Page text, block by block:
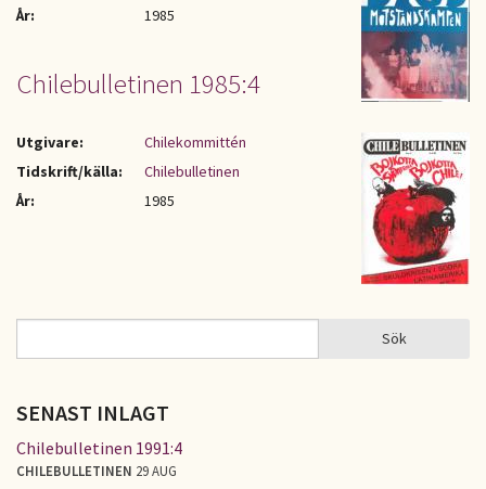
År:
1985
Chilebulletinen 1985:4
Utgivare:
Chilekommittén
Tidskrift/källa:
Chilebulletinen
År:
1985
SÖKFORMULÄR Sök
SENAST INLAGT
Chilebulletinen 1991:4
CHILEBULLETINEN 29 AUG